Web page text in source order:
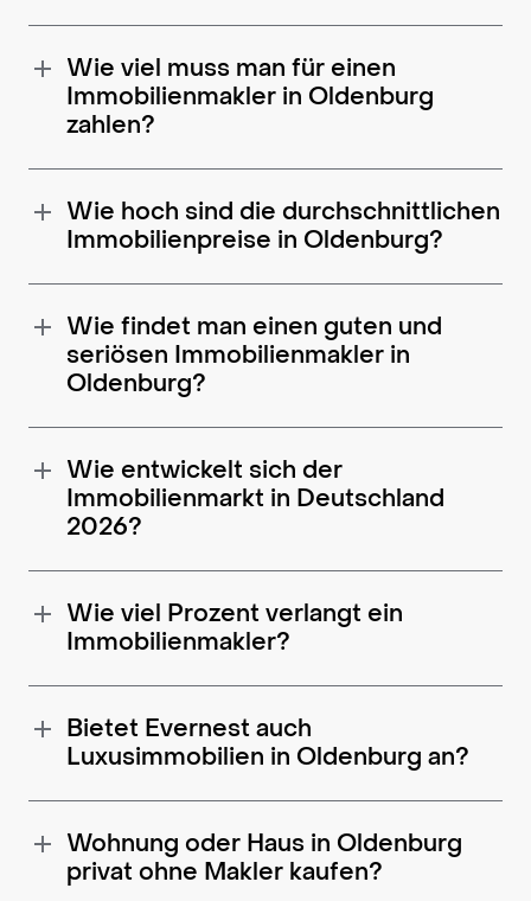
Wie viel muss man für einen
Immobilienmakler in Oldenburg
zahlen?
Wie hoch sind die durchschnittlichen
Immobilienpreise in Oldenburg?
Wie findet man einen guten und
seriösen Immobilienmakler in
Oldenburg?
Wie entwickelt sich der
Immobilienmarkt in Deutschland
2026?
Wie viel Prozent verlangt ein
Immobilienmakler?
Bietet Evernest auch
Luxusimmobilien in Oldenburg an?
Wohnung oder Haus in Oldenburg
privat ohne Makler kaufen?